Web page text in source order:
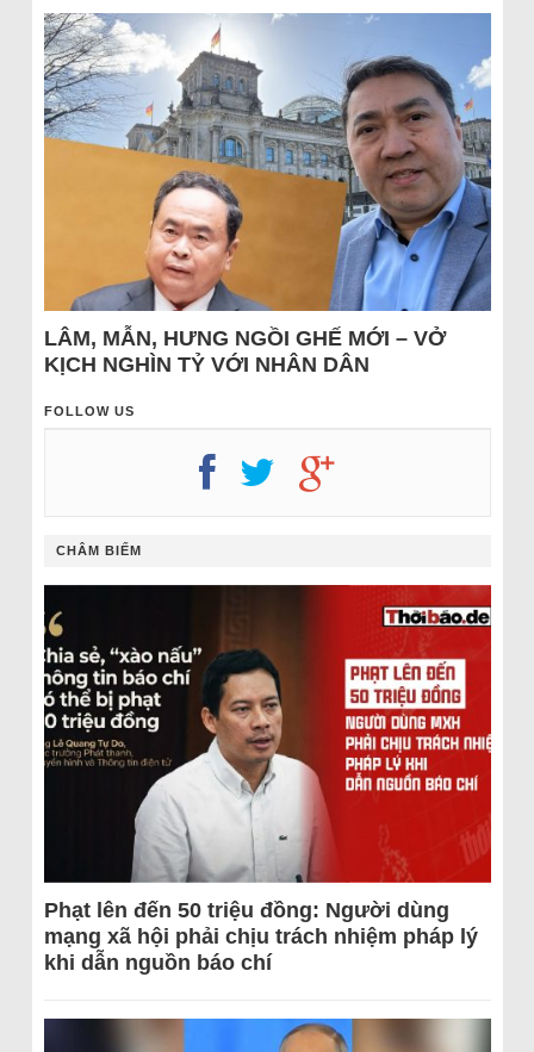
LÂM, MẪN, HƯNG NGỒI GHẾ MỚI – VỞ
KỊCH NGHÌN TỶ VỚI NHÂN DÂN
FOLLOW US
CHÂM BIẾM
Phạt lên đến 50 triệu đồng: Người dùng
mạng xã hội phải chịu trách nhiệm pháp lý
khi dẫn nguồn báo chí